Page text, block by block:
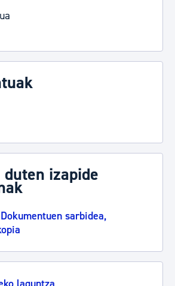
izapide
sarbidea,